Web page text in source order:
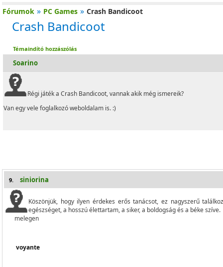
Fórumok » PC Games » Crash Bandicoot
Crash Bandicoot
Témaindító hozzászólás
Soarino
Régi játék a Crash Bandicoot, vannak akik még ismereik?
Van egy vele foglalkozó weboldalam is. :)
9. siniorina
Köszönjük, hogy ilyen érdekes erős tanácsot, ez nagyszerű
egészséget, a hosszú élettartam, a siker, a boldogságés a békeszíve.
melegen
voyante